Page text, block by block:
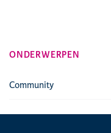
ONDERWERPEN
Community